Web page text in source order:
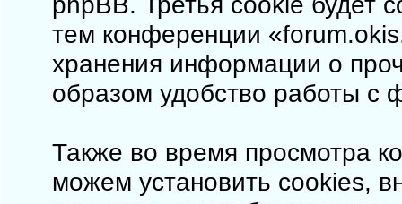
тем конференции
хранения информации о
образом удобство работы с
Также во время просмотра
можем установить cookies,